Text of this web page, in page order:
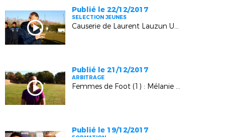
Publié le 22/12/2017
SELECTION JEUNES
Causerie de Laurent Lauzun U15 Garçons Grand Vaucluse - Provence
Publié le 21/12/2017
ARBITRAGE
Femmes de Foot (1) : Mélanie Zafrilla
Publié le 19/12/2017